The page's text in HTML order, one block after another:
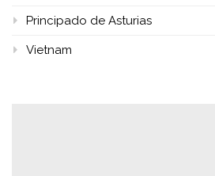
Principado de Asturias
Vietnam